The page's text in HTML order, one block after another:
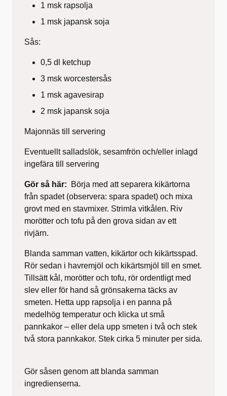
1 msk rapsolja
1 msk japansk soja
Sås:
0,5 dl ketchup
3 msk worcestersås
1 msk agavesirap
2 msk japansk soja
Majonnäs till servering
Eventuellt salladslök, sesamfrön och/eller inlagd
ingefära till servering
Gör så här:
Börja med att separera kikärtorna
från spadet (observera: spara spadet) och mixa
grovt med en stavmixer. Strimla vitkålen. Riv
morötter och tofu på den grova sidan av ett
rivjärn.
Blanda samman vatten, kikärtor och kikärtsspad.
Rör sedan i havremjöl och kikärtsmjöl till en smet.
Tillsätt kål, morötter och tofu, rör ordentligt med
slev eller för hand så grönsakerna täcks av
smeten. Hetta upp rapsolja i en panna på
medelhög temperatur och klicka ut små
pannkakor – eller dela upp smeten i två och stek
två stora pannkakor. Stek cirka 5 minuter per sida.
Gör såsen genom att blanda samman
ingredienserna.